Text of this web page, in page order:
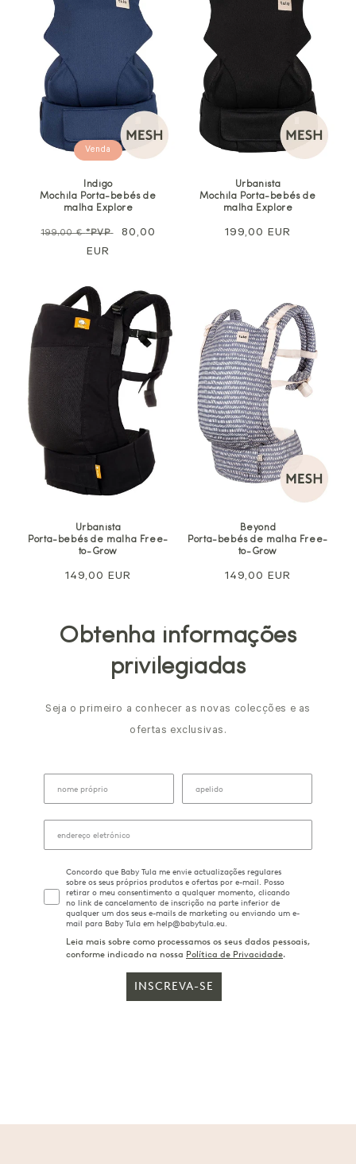
Venda
Indigo
Mochila Porta-bebés de
malha Explore
Preço
199,00 €*PVP
Preço
80,00
EUR
Urbanista
Mochila Porta-bebés de
malha Explore
Preço
199,00 EUR
Urbanista
Porta-bebés de malha Free-
to-Grow
Preço
149,00 EUR
Beyond
Porta-bebés de malha Free-
to-Grow
Preço
149,00 EUR
Obtenha informações
privilegiadas
Seja o primeiro a conhecer as novas colecções e as
ofertas exclusivas.
Concordo que Baby Tula me envie actualizações regulares
sobre os seus próprios produtos e ofertas por e-mail. Posso
retirar o meu consentimento a qualquer momento, clicando
no link de cancelamento de inscrição na parte inferior de
qualquer um dos seus e-mails de marketing ou enviando um e-
mail para Baby Tula em help@babytula.eu.
Leia mais sobre como processamos os seus dados pessoais,
conforme indicado na nossa Política de Privacidade.
INSCREVA-SE